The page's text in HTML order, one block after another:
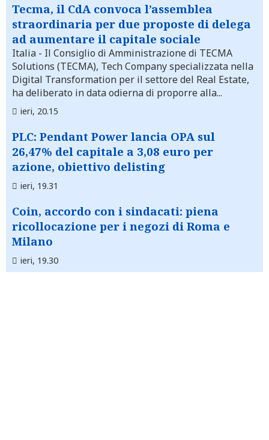
Tecma, il CdA convoca l’assemblea
straordinaria per due proposte di delega
ad aumentare il capitale sociale
Italia - Il Consiglio di Amministrazione di TECMA
Solutions (TECMA), Tech Company specializzata nella
Digital Transformation per il settore del Real Estate,
ha deliberato in data odierna di proporre alla...
ieri, 20.15
PLC: Pendant Power lancia OPA sul
26,47% del capitale a 3,08 euro per
azione, obiettivo delisting
ieri, 19.31
Coin, accordo con i sindacati: piena
ricollocazione per i negozi di Roma e
Milano
ieri, 19.30